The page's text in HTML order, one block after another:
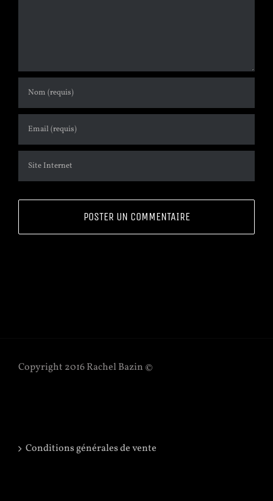
Copyright 2016 Rachel Bazin ©
Conditions générales de vente